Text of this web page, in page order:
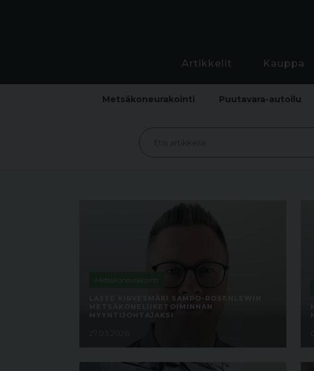
Artikkelit Kauppa
Metsäkoneurakointi Puutavara-autoilu
Metsäkoneurakointi
LASSE KIRVESMÄKI SAMPO-ROSENLEWIN
METSÄKONELIIKETOIMINNAN
MYYNTIJOHTAJAKSI